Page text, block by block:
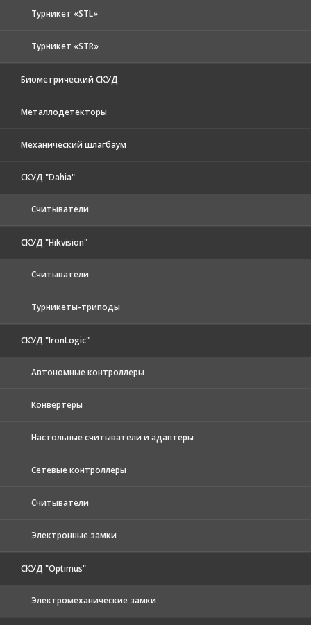
Турникет «STL»
Турникет «STR»
Биометрический СКУД
Металлодетекторы
Механический шлагбаум
СКУД "Dahia"
Считыватели
СКУД "Hikvision"
Считыватели
Турникеты-триподы
СКУД "IronLogic"
Автономные контроллеры
Конвертеры
Настольные считыватели и адаптеры
Сетевые контроллеры
Считыватели
Электронные замки
СКУД "Optimus"
Электромеханические замки